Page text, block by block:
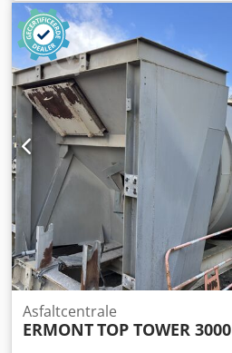
Asfaltcentrale
ERMONTTOP TOWER 3000